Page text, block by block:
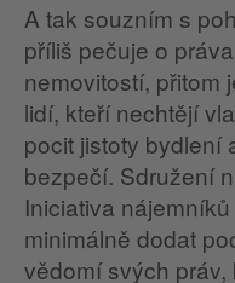
A tak souzním s
příliš pečuje o
nemovitostí, přitom
lidí, kteří nechtějí
pocit jistoty bydlení
bezpečí. Sdružení
Iniciativa
minimálně dodat
vědomí svých